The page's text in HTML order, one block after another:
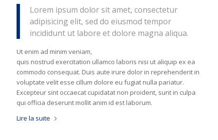
Lorem ipsum dolor sit amet, consectetur
adipisicing elit, sed do eiusmod tempor
incididunt ut labore et dolore magna aliqua.
Ut enim ad minim veniam,
quis nostrud exercitation ullamco laboris nisi ut aliquip ex ea
commodo consequat. Duis aute irure dolor in reprehenderit in
voluptate velit esse cillum dolore eu fugiat nulla pariatur.
Excepteur sint occaecat cupidatat non proident, sunt in culpa
qui officia deserunt mollit anim id est laborum.
Lire la suite